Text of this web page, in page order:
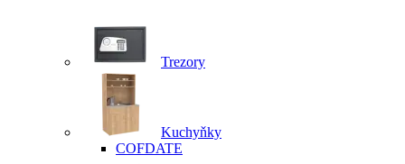
Trezory
Kuchyňky
COFDATE